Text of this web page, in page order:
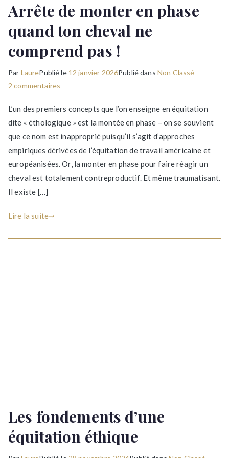
Arrête de monter en phase
quand ton cheval ne
comprend pas !
Par LaurePublié le 12 janvier 2026Publié dans Non Classé
2 commentaires
de
monter
en
phase
quand
ton
!
L’un des premiers concepts que l’on enseigne en équitation
dite « éthologique » est la montée en phase – on se souvient
que ce nom est inapproprié puisqu’il s’agit d’approches
empiriques dérivées de l’équitation de travail américaine et
européanisées. Or, la monter en phase pour faire réagir un
cheval est totalement contreproductif. Et même traumatisant.
Il existe […]
Lire la suite
Les fondements d’une
équitation éthique